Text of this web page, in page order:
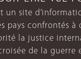
un site
pays confrontés
la justice
de la guerre